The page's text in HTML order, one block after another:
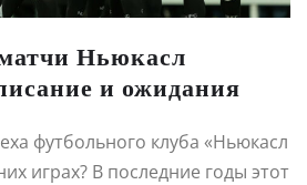
Ньюкасл
и ожидания
футбольного клуба «Ньюкасл
играх? В последние годы этот